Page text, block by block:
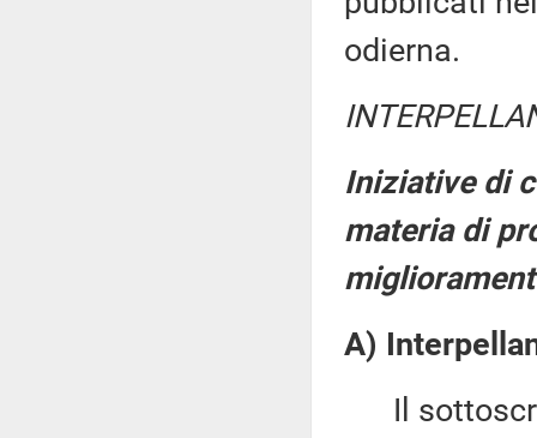
odierna.
Iniziative di
materia di
A)
Il